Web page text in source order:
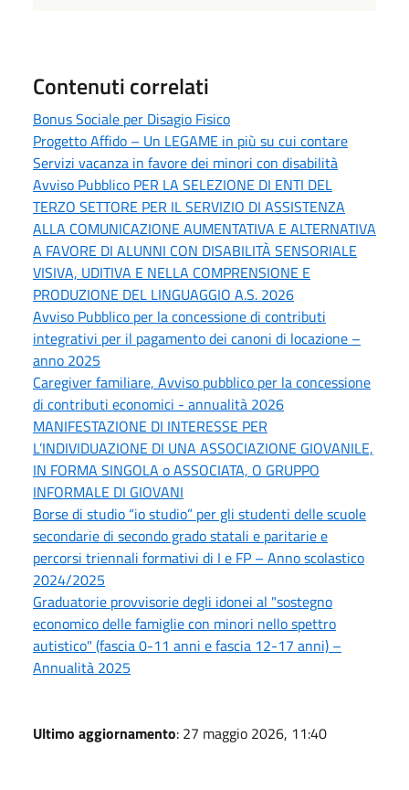
Contenuti correlati
Bonus Sociale per Disagio Fisico
Progetto Affido – Un LEGAME in più su cui contare
Servizi vacanza in favore dei minori con disabilità
Avviso Pubblico PER LA SELEZIONE DI ENTI DEL
TERZO SETTORE PER IL SERVIZIO DI ASSISTENZA
ALLA COMUNICAZIONE AUMENTATIVA E ALTERNATIVA
A FAVORE DI ALUNNI CON DISABILITÀ SENSORIALE
VISIVA, UDITIVA E NELLA COMPRENSIONE E
PRODUZIONE DEL LINGUAGGIO A.S. 2026
Avviso Pubblico per la concessione di contributi
integrativi per il pagamento dei canoni di locazione –
anno 2025
Caregiver familiare, Avviso pubblico per la concessione
di contributi economici - annualità 2026
MANIFESTAZIONE DI INTERESSE PER
L’INDIVIDUAZIONE DI UNA ASSOCIAZIONE GIOVANILE,
IN FORMA SINGOLA o ASSOCIATA, O GRUPPO
INFORMALE DI GIOVANI
Borse di studio “io studio” per gli studenti delle scuole
secondarie di secondo grado statali e paritarie e
percorsi triennali formativi di I e FP – Anno scolastico
2024/2025
Graduatorie provvisorie degli idonei al "sostegno
economico delle famiglie con minori nello spettro
autistico" (fascia 0-11 anni e fascia 12-17 anni) –
Annualità 2025
Ultimo aggiornamento: 27 maggio 2026, 11:40